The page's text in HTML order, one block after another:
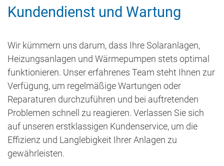
Kundendienst und Wartung
Wir kümmern uns darum, dass Ihre Solaranlagen,
Heizungsanlagen und Wärmepumpen stets optimal
funktionieren. Unser erfahrenes Team steht Ihnen zur
Verfügung, um regelmäßige Wartungen oder
Reparaturen durchzuführen und bei auftretenden
Problemen schnell zu reagieren. Verlassen Sie sich
auf unseren erstklassigen Kundenservice, um die
Effizienz und Langlebigkeit Ihrer Anlagen zu
gewährleisten.